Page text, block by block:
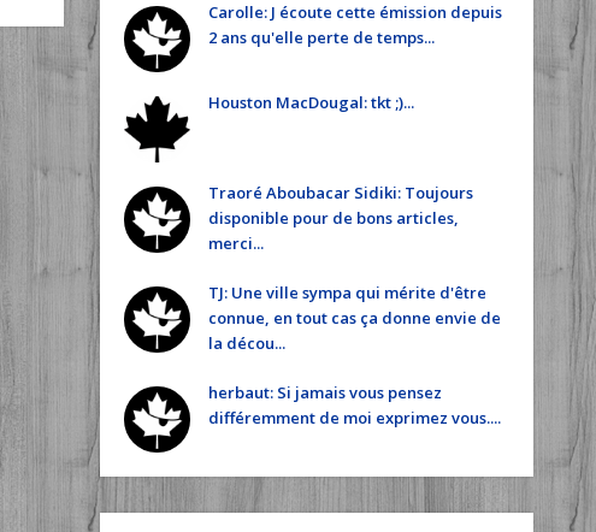
Carolle: J écoute cette émission depuis
2 ans qu'elle perte de temps...
Houston MacDougal: tkt ;)...
Traoré Aboubacar Sidiki: Toujours
disponible pour de bons articles,
merci...
TJ: Une ville sympa qui mérite d'être
connue, en tout cas ça donne envie de
la décou...
herbaut: Si jamais vous pensez
différemment de moi exprimez vous....